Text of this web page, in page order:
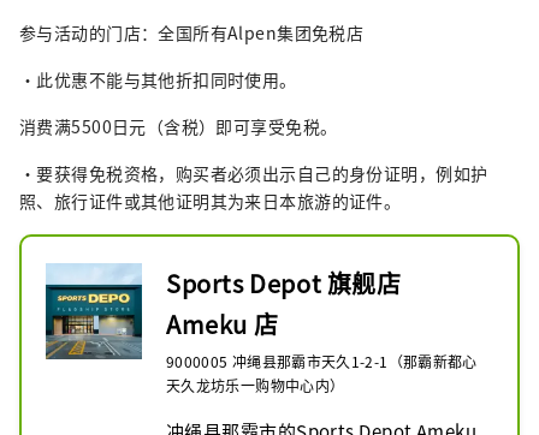
参与活动的门店：全国所有Alpen集团免税店
・此优惠不能与其他折扣同时使用。
消费满5500日元（含税）即可享受免税。
・要获得免税资格，购买者必须出示自己的身份证明，例如护
照、旅行证件或其他证明其为来日本旅游的证件。
Sports Depot 旗舰店
Ameku 店
9000005 冲绳县那霸市天久1-2-1（那霸新都心
天久龙坊乐一购物中心内）